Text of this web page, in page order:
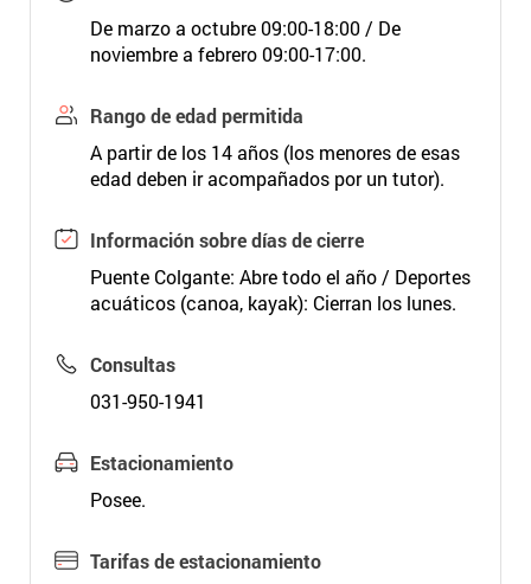
De marzo a octubre 09:00-18:00 / De
noviembre a febrero 09:00-17:00.
Rango de edad permitida
A partir de los 14 años (los menores de esas
edad deben ir acompañados por un tutor).
Información sobre días de cierre
Puente Colgante: Abre todo el año / Deportes
acuáticos (canoa, kayak): Cierran los lunes.
Consultas
031-950-1941
Estacionamiento
Posee.
Tarifas de estacionamiento